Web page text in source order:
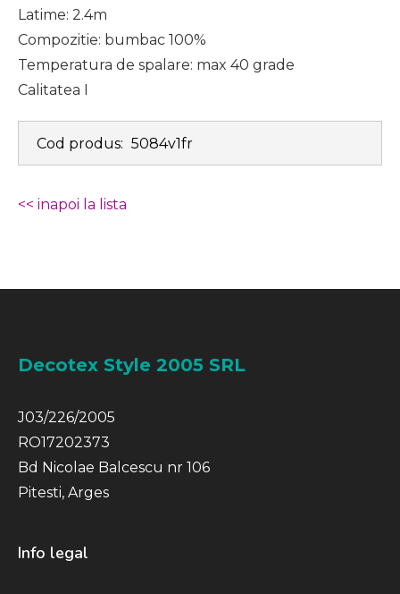
Latime: 2.4m
Compozitie: bumbac 100%
Temperatura de spalare: max 40 grade
Calitatea I
Cod produs: 5084v1fr
<< inapoi la lista
Decotex Style 2005 SRL
J03/226/2005
RO17202373
Bd Nicolae Balcescu nr 106
Pitesti, Arges
Info legal